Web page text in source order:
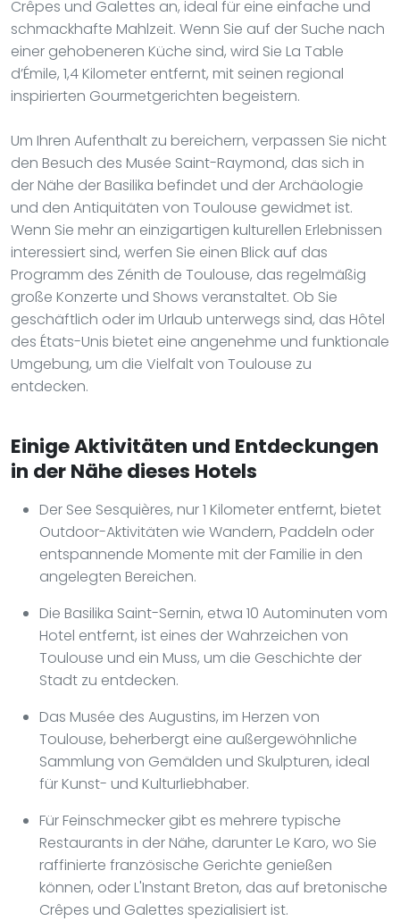
Crêpes und Galettes an, ideal für eine einfache und
schmackhafte Mahlzeit. Wenn Sie auf der Suche nach
einer gehobeneren Küche sind, wird Sie La Table
d’Émile, 1,4 Kilometer entfernt, mit seinen regional
inspirierten Gourmetgerichten begeistern.
Um Ihren Aufenthalt zu bereichern, verpassen Sie nicht
den Besuch des Musée Saint-Raymond, das sich in
der Nähe der Basilika befindet und der Archäologie
und den Antiquitäten von Toulouse gewidmet ist.
Wenn Sie mehr an einzigartigen kulturellen Erlebnissen
interessiert sind, werfen Sie einen Blick auf das
Programm des Zénith de Toulouse, das regelmäßig
große Konzerte und Shows veranstaltet. Ob Sie
geschäftlich oder im Urlaub unterwegs sind, das Hôtel
des États-Unis bietet eine angenehme und funktionale
Umgebung, um die Vielfalt von Toulouse zu
entdecken.
Einige Aktivitäten und Entdeckungen
in der Nähe dieses Hotels
Der See Sesquières, nur 1 Kilometer entfernt, bietet
Outdoor-Aktivitäten wie Wandern, Paddeln oder
entspannende Momente mit der Familie in den
angelegten Bereichen.
Die Basilika Saint-Sernin, etwa 10 Autominuten vom
Hotel entfernt, ist eines der Wahrzeichen von
Toulouse und ein Muss, um die Geschichte der
Stadt zu entdecken.
Das Musée des Augustins, im Herzen von
Toulouse, beherbergt eine außergewöhnliche
Sammlung von Gemälden und Skulpturen, ideal
für Kunst- und Kulturliebhaber.
Für Feinschmecker gibt es mehrere typische
Restaurants in der Nähe, darunter Le Karo, wo Sie
raffinierte französische Gerichte genießen
können, oder L'Instant Breton, das auf bretonische
Crêpes und Galettes spezialisiert ist.